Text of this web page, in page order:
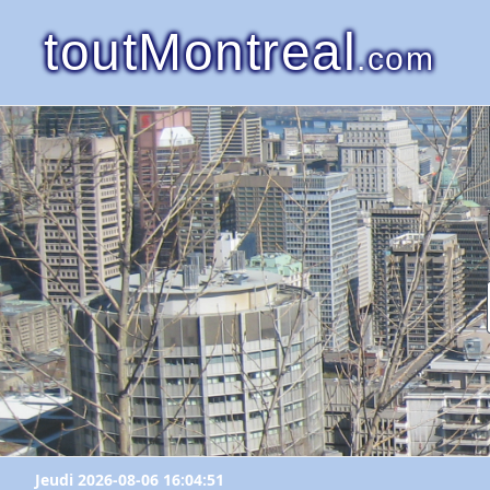
toutMontreal.com
Jeudi 2026-08-06 16:04:51